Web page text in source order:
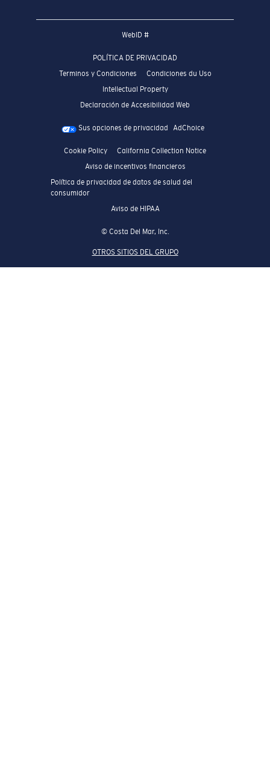
WebID #
POLÍTICA DE PRIVACIDAD
Terminos y Condiciones
Condiciones du Uso
Intellectual Property
Declaración de Accesibilidad Web
Sus opciones de privacidad AdChoice
Cookie Policy
California Collection Notice
Aviso de incentivos financieros
Política de privacidad de datos de salud del
consumidor
Aviso de HIPAA
© Costa Del Mar, Inc.
OTROS SITIOS DEL GRUPO